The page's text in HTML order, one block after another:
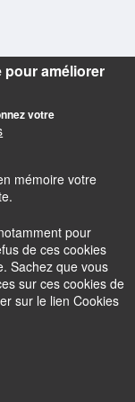
améliorer
votre
mémoire votre
pour
de ces cookies
Sachez que vous
sur ces cookies de
sur le lien Cookies